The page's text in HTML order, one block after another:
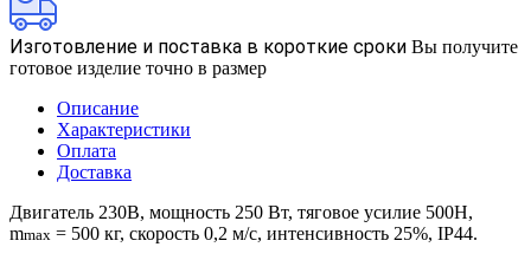
Изготовление и поставка в короткие сроки Вы получите
готовое изделие точно в размер
Описание
Характеристики
Оплата
Доставка
Двигатель 230В, мощность 250 Вт, тяговое усилие 500Н,
mmax = 500 кг, скорость 0,2 м/с, интенсивность 25%, IP44.